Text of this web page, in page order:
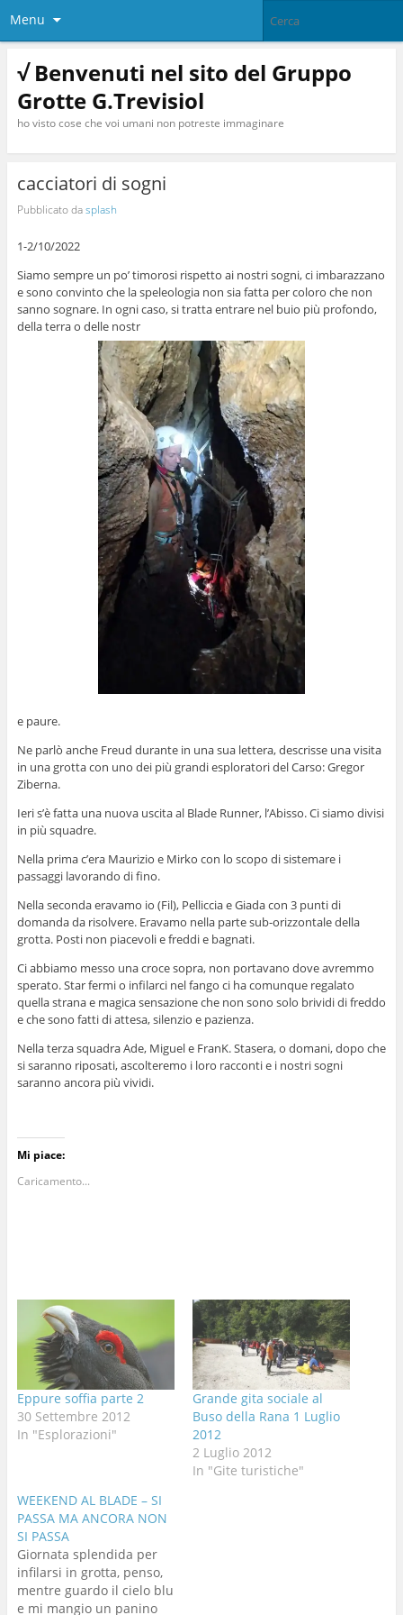
Menu
√ Benvenuti nel sito del Gruppo
Grotte G.Trevisiol
ho visto cose che voi umani non potreste immaginare
cacciatori di sogni
Pubblicato dasplash
1-2/10/2022
Siamo sempre un po’ timorosi rispetto ai nostri sogni, ci imbarazzano
e sono convinto che la speleologia non sia fatta per coloro che non
sanno sognare. In ogni caso, si tratta entrare nel buio più profondo,
della terra o delle nostr
e paure.
Ne parlò anche Freud durante in una sua lettera, descrisse una visita
in una grotta con uno dei più grandi esploratori del Carso: Gregor
Ziberna.
Ieri s’è fatta una nuova uscita al Blade Runner, l’Abisso. Ci siamo divisi
in più squadre.
Nella prima c’era Maurizio e Mirko con lo scopo di sistemare i
passaggi lavorando di fino.
Nella seconda eravamo io (Fil), Pelliccia e Giada con 3 punti di
domanda da risolvere. Eravamo nella parte sub-orizzontale della
grotta. Posti non piacevoli e freddi e bagnati.
Ci abbiamo messo una croce sopra, non portavano dove avremmo
sperato. Star fermi o infilarci nel fango ci ha comunque regalato
quella strana e magica sensazione che non sono solo brividi di freddo
e che sono fatti di attesa, silenzio e pazienza.
Nella terza squadra Ade, Miguel e FranK. Stasera, o domani, dopo che
si saranno riposati, ascolteremo i loro racconti e i nostri sogni
saranno ancora più vividi.
Mi piace:
Caricamento...
Eppure soffia parte 2
30 Settembre 2012
In "Esplorazioni"
Grande gita sociale al
Buso della Rana 1 Luglio
2012
2 Luglio 2012
In "Gite turistiche"
WEEKEND AL BLADE – SI
PASSA MA ANCORA NON
SI PASSA
Giornata splendida per
infilarsi in grotta, penso,
mentre guardo il cielo blu
e mi mangio un panino